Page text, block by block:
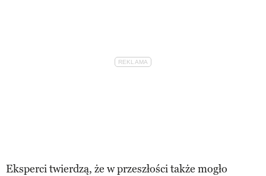
Eksperci twierdzą, że w przeszłości także mogło